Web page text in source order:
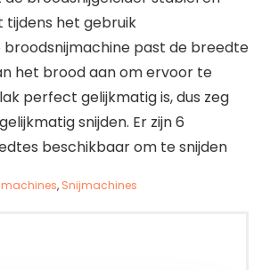
tijdens het gebruik
broodsnijmachine past de breedte
het brood aan om ervoor te
perfect gelijkmatig is, dus zeg
snijden. Er zijn 6
beschikbaar om te snijden
, Snijmachines